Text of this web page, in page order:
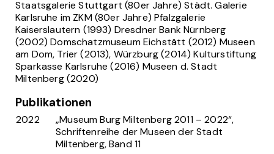
Staatsgalerie Stuttgart (80er Jahre) Städt. Galerie
Karlsruhe im ZKM (80er Jahre) Pfalzgalerie
Kaiserslautern (1993) Dresdner Bank Nürnberg
(2002) Domschatzmuseum Eichstätt (2012) Museen
am Dom, Trier (2013), Würzburg (2014) Kulturstiftung
Sparkasse Karlsruhe (2016) Museen d. Stadt
Miltenberg (2020)
Publikationen
2022
„Museum Burg Miltenberg 2011 – 2022“,
Schriftenreihe der Museen der Stadt
Miltenberg, Band 11